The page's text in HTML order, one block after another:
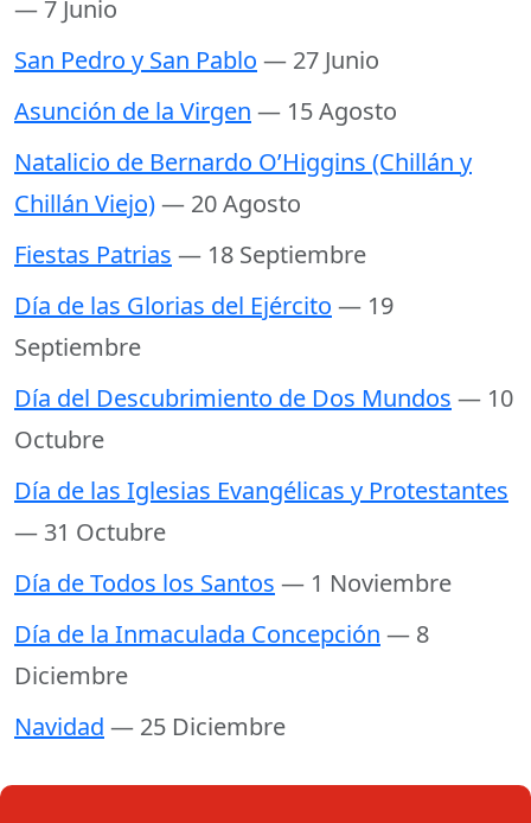
— 7 Junio
San Pedro y San Pablo — 27 Junio
Asunción de la Virgen — 15 Agosto
Natalicio de Bernardo O’Higgins (Chillán y
Chillán Viejo)— 20 Agosto
Fiestas Patrias — 18 Septiembre
Día de las Glorias del Ejército — 19
Septiembre
Día del Descubrimiento de Dos Mundos — 10
Octubre
Día de las Iglesias Evangélicas y Protestantes
— 31 Octubre
Día de Todos los Santos — 1 Noviembre
Día de la Inmaculada Concepción — 8
Diciembre
Navidad — 25 Diciembre